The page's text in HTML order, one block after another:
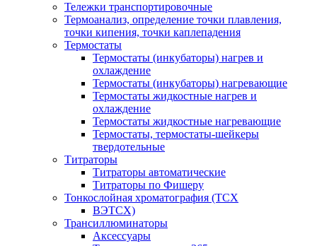
Тележки транспортировочные
Термоанализ, определение точки плавления,
точки кипения, точки каплепадения
Термостаты
Термостаты (инкубаторы) нагрев и
охлаждение
Термостаты (инкубаторы) нагревающие
Термостаты жидкостные нагрев и
охлаждение
Термостаты жидкостные нагревающие
Термостаты, термостаты-шейкеры
твердотельные
Титраторы
Титраторы автоматические
Титраторы по Фишеру
Тонкослойная хроматография (ТСХ
ВЭТСХ)
Трансиллюминаторы
Аксессуары